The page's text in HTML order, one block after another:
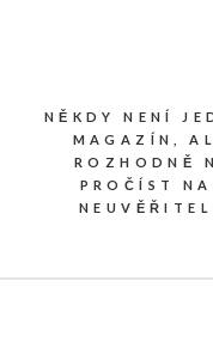
NĚKDY NENÍ
MAGAZÍN,
ROZHODNĚ
PROČÍST